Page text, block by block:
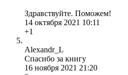
Здравствуйте. Поможем!
14 октября 2021 10:11
+1
Alexandr_L
Спасибо за книгу
16 ноября 2021 21:20